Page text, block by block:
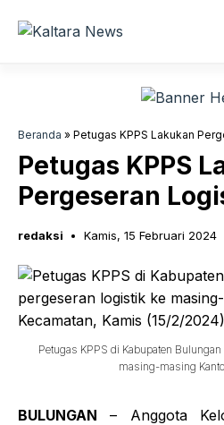
Beranda » Petugas KPPS Lakukan
Petugas KPPS
Pergeseran
redaksi Kamis, 15 Februari 2024
Petugas KPPS di Kabupaten
masing-masing
BULUNGAN – Anggota